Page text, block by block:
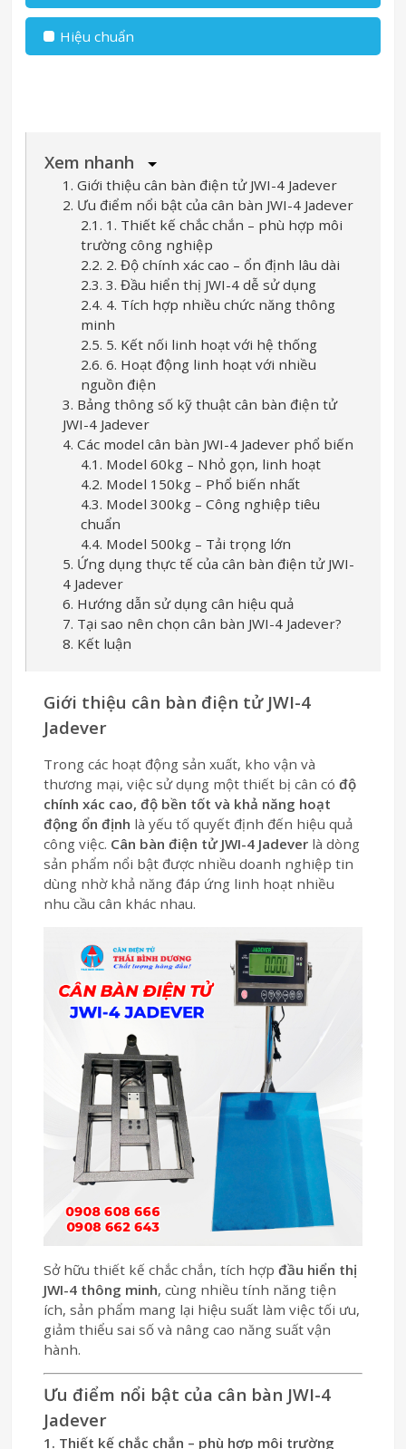
Hiệu chuẩn
Xem nhanh
1. Giới thiệu cân bàn điện tử JWI-4 Jadever
2. Ưu điểm nổi bật của cân bàn JWI-4 Jadever
2.1. 1. Thiết kế chắc chắn – phù hợp môi
trường công nghiệp
2.2. 2. Độ chính xác cao – ổn định lâu dài
2.3. 3. Đầu hiển thị JWI-4 dễ sử dụng
2.4. 4. Tích hợp nhiều chức năng thông
minh
2.5. 5. Kết nối linh hoạt với hệ thống
2.6. 6. Hoạt động linh hoạt với nhiều
nguồn điện
3. Bảng thông số kỹ thuật cân bàn điện tử
JWI-4 Jadever
4. Các model cân bàn JWI-4 Jadever phổ biến
4.1. Model 60kg – Nhỏ gọn, linh hoạt
4.2. Model 150kg – Phổ biến nhất
4.3. Model 300kg – Công nghiệp tiêu
chuẩn
4.4. Model 500kg – Tải trọng lớn
5. Ứng dụng thực tế của cân bàn điện tử JWI-
4 Jadever
6. Hướng dẫn sử dụng cân hiệu quả
7. Tại sao nên chọn cân bàn JWI-4 Jadever?
8. Kết luận
Giới thiệu cân bàn điện tử JWI-4
Jadever
Trong các hoạt động sản xuất, kho vận và
thương mại, việc sử dụng một thiết bị cân cóđộ
chính xác cao, độ bền tốt và khả năng hoạt
động ổn định là yếu tố quyết định đến hiệu quả
công việc. Cân bàn điện tử JWI-4 Jadever là dòng
sản phẩm nổi bật được nhiều doanh nghiệp tin
dùng nhờ khả năng đáp ứng linh hoạt nhiều
nhu cầu cân khác nhau.
Sở hữu thiết kế chắc chắn, tích hợpđầu hiển thị
JWI-4 thông minh, cùng nhiều tính năng tiện
ích, sản phẩm mang lại hiệu suất làm việc tối ưu,
giảm thiểu sai số và nâng cao năng suất vận
hành.
Ưu điểm nổi bật của cân bàn JWI-4
Jadever
1. Thiết kế chắc chắn – phù hợp môi trường